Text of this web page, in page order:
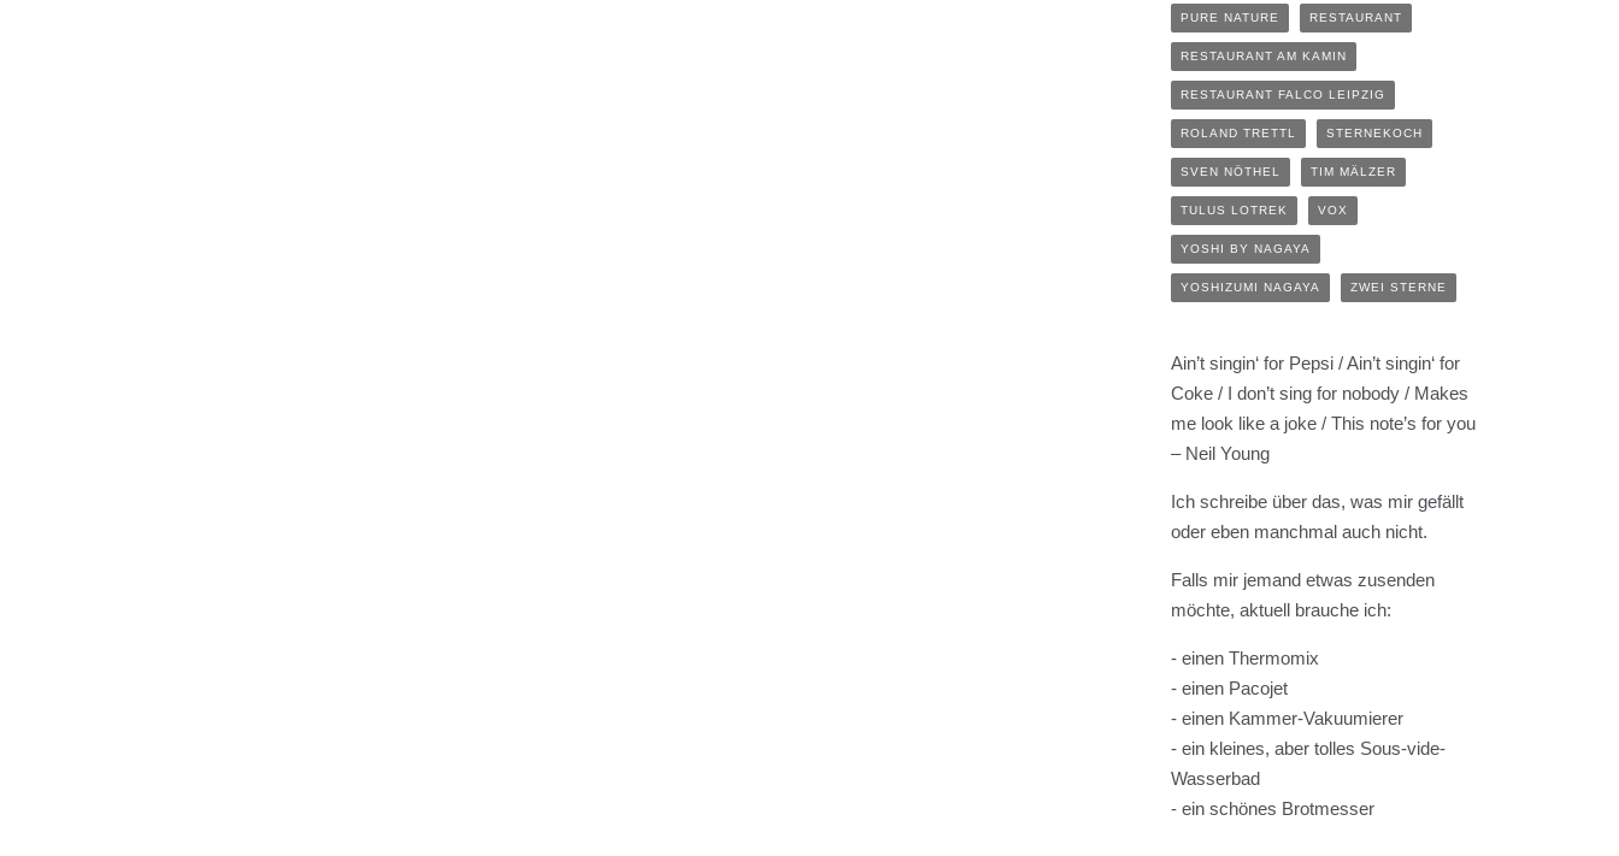
PURE NATURE RESTAURANT
RESTAURANT AM KAMIN
RESTAURANT FALCO LEIPZIG
ROLAND TRETTL STERNEKOCH
SVEN NÖTHEL TIM MÄLZER
TULUS LOTREK VOX
YOSHI BY NAGAYA
YOSHIZUMI NAGAYA ZWEI STERNE
Ain’t singin‘ for Pepsi / Ain’t singin‘ for
Coke / I don’t sing for nobody / Makes
me look like a joke / This note’s for you
– Neil Young
Ich schreibe über das, was mir gefällt
oder eben manchmal auch nicht.
Falls mir jemand etwas zusenden
möchte, aktuell brauche ich:
- einen Thermomix
- einen Pacojet
- einen Kammer-Vakuumierer
- ein kleines, aber tolles Sous-vide-
Wasserbad
- ein schönes Brotmesser